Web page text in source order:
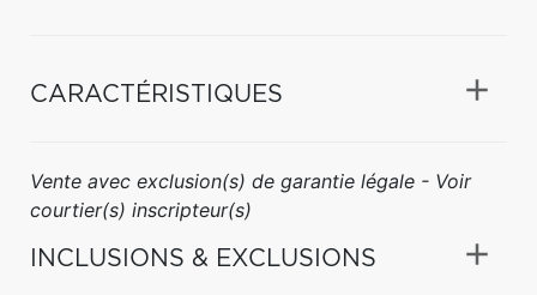
CARACTÉRISTIQUES
Vente avec exclusion(s) de garantie légale - Voir
courtier(s) inscripteur(s)
INCLUSIONS & EXCLUSIONS